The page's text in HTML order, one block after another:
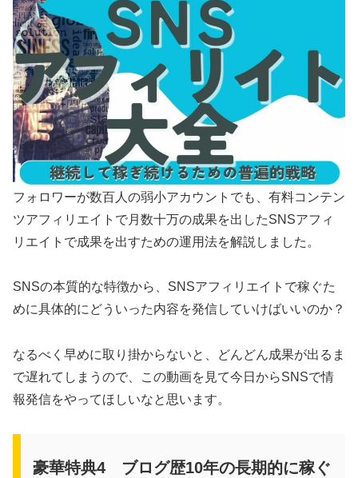
フォロワーが数百人の弱小アカウントでも、有料コンテン
ツアフィリエイトで月数十万の成果を出したSNSアフィ
リエイトで成果を出すための運用法を解説しました。
SNSの本質的な特徴から、SNSアフィリエイトで稼ぐた
めに具体的にどういった内容を発信していけばいいのか？
なるべく早めに取り掛からないと、どんどん成果が出るま
で遅れてしまうので、この動画を見て今日からSNSで情
報発信をやってほしいなと思います。
豪華特典4 ブログ歴10年の長期的に稼ぐ